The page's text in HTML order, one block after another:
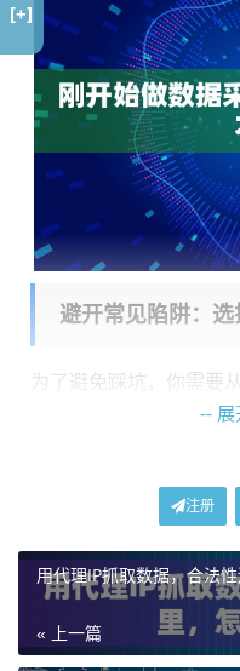
避开常见陷阱：
为了避免踩坑，你需要
务，这与我们提供的服
但易被识别封锁。而住
高，能有效规避大多数
动态住宅IP、动态长效
家庭住宅，网络环境更
-- 展
注册
用代理IP抓取数据，合法
« 上一篇
[+]